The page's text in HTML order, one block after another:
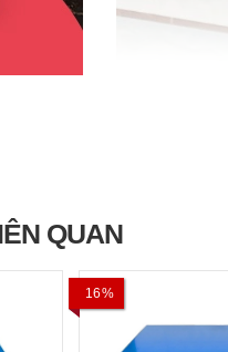
QUAN
16%